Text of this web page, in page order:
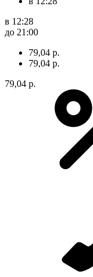
в 12:28
до 21:00
79,04 р.
79,04 р.
79,04 р.